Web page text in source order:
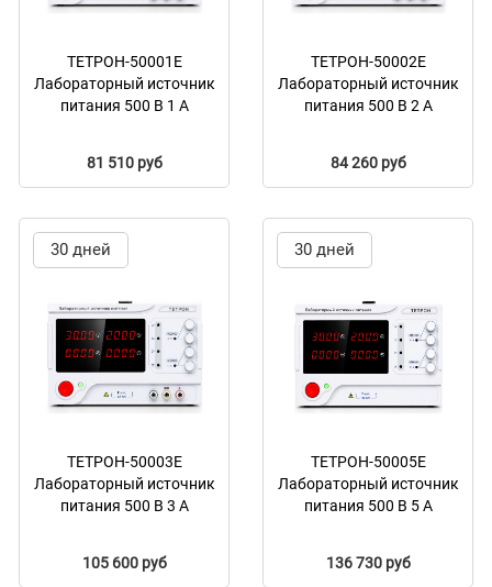
ТЕТРОН-50001Е
Лабораторный источник
питания 500 В 1 А
81 510 руб
ТЕТРОН-50002Е
Лабораторный источник
питания 500 В 2 А
84 260 руб
30 дней
ТЕТРОН-50003Е
Лабораторный источник
питания 500 В 3 А
105 600 руб
30 дней
ТЕТРОН-50005Е
Лабораторный источник
питания 500 В 5 А
136 730 руб